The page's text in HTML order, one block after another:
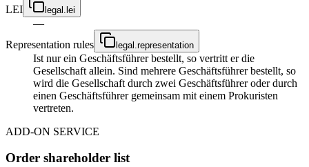
LEI legal.lei
—
Representation rules
legal.representation
Ist nur ein Geschäftsführer bestellt, so vertritt er die
Gesellschaft allein. Sind mehrere Geschäftsführer bestellt, so
wird die Gesellschaft durch zwei Geschäftsführer oder durch
einen Geschäftsführer gemeinsam mit einem Prokuristen
vertreten.
ADD-ON SERVICE
Order shareholder list